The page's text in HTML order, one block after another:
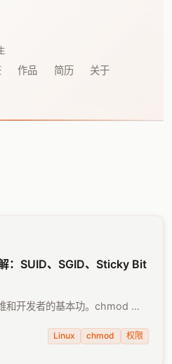
作品 简历 关于
：SUID、SGID、Sticky Bit
和开发者的基本功。chmod 命
权限位"时，往往 …
Linux chmod 权限